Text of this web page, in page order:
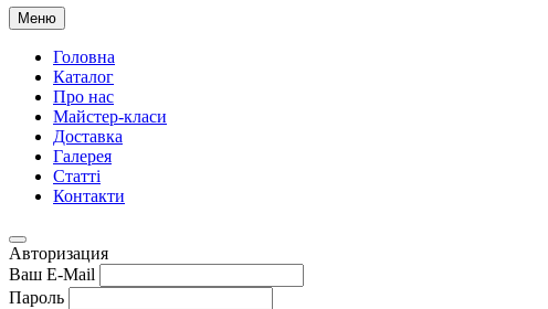
Меню
Головна
Каталог
Про нас
Майстер-класи
Доставка
Галерея
Статтi
Контакти
Авторизация
Ваш E-Mail
Пароль